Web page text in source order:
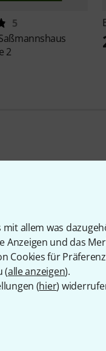
mit allem was
Anzeigen und das
Cookies für
(alle anzeigen).
(hier)
5
2